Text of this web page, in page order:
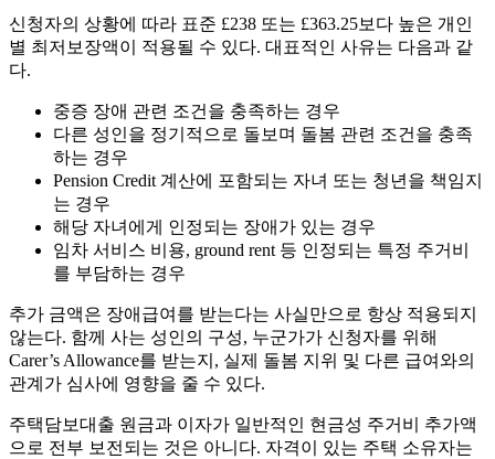
신청자의 상황에 따라 표준 £238 또는 £363.25보다 높은 개인
별 최저보장액이 적용될 수 있다. 대표적인 사유는 다음과 같
다.
중증 장애 관련 조건을 충족하는 경우
다른 성인을 정기적으로 돌보며 돌봄 관련 조건을 충족
하는 경우
Pension Credit 계산에 포함되는 자녀 또는 청년을 책임지
는 경우
해당 자녀에게 인정되는 장애가 있는 경우
임차 서비스 비용, ground rent 등 인정되는 특정 주거비
를 부담하는 경우
추가 금액은 장애급여를 받는다는 사실만으로 항상 적용되지
않는다. 함께 사는 성인의 구성, 누군가가 신청자를 위해
Carer’s Allowance를 받는지, 실제 돌봄 지위 및 다른 급여와의
관계가 심사에 영향을 줄 수 있다.
주택담보대출 원금과 이자가 일반적인 현금성 주거비 추가액
으로 전부 보전되는 것은 아니다. 자격이 있는 주택 소유자는